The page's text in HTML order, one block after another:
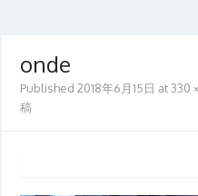
onde
Published2018年6月15日 at 330
稿